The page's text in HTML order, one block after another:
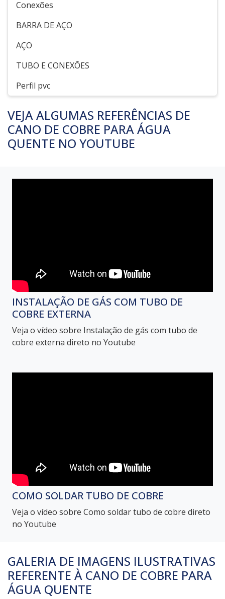
Conexões
BARRA DE AÇO
AÇO
TUBO E CONEXÕES
Perfil pvc
VEJA ALGUMAS REFERÊNCIAS DE
CANO DE COBRE PARA ÁGUA
QUENTE NO YOUTUBE
INSTALAÇÃO DE GÁS COM TUBO DE
COBRE EXTERNA
Veja o vídeo sobre Instalação de gás com tubo de
cobre externa direto no Youtube
COMO SOLDAR TUBO DE COBRE
Veja o vídeo sobre Como soldar tubo de cobre direto
no Youtube
GALERIA DE IMAGENS ILUSTRATIVAS
REFERENTE À CANO DE COBRE PARA
ÁGUA QUENTE